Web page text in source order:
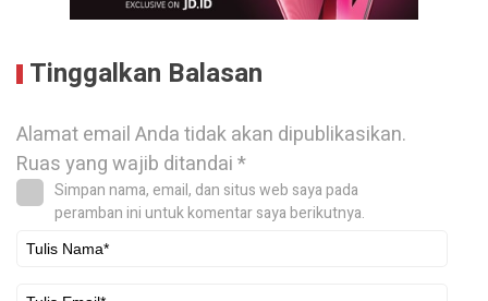
Tinggalkan Balasan
Alamat email Anda tidak akan dipublikasikan.
Ruas yang wajib ditandai*
Simpan nama, email, dan situs web saya pada
peramban ini untuk komentar saya berikutnya.